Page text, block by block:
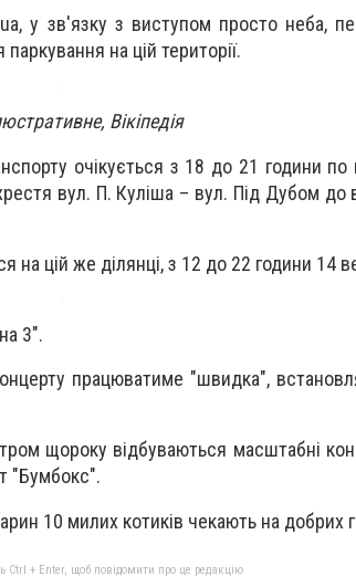
у зв'язку з виступом просто неба,
на цій території.
Вікіпедія
очікується з 18 до 21 години по
вул. П. Куліша – вул. Під Дубом до
на цій же ділянці, з 12 до 22 години 14
3".
працюватиме "швидка",
щороку відбуваються масштабні
"Бумбокс".
10 милих котиків чекають на добрих
Ctrl + Enter, щоб повідомити про це редакцію